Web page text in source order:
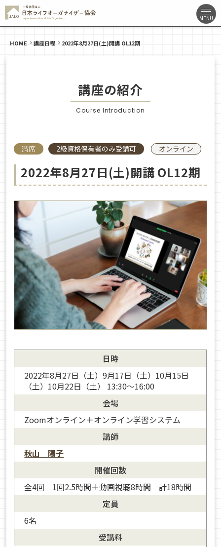
HOME 講座日程 2022年8月27日(土)開講 OL12期
講座の紹介
Course Introduction
満席 2級資格保有者のみ受講可 オンライン
2022年8月27日(土)開講 OL12期
日時
2022年8月27日（土）9月17日（土）10月15日
（土）10月22日（土） 13:30～16:00
会場
Zoomオンライン＋オンライン学習システム
講師
秋山 陽子
開催回数
全4回 1回2.5時間＋動画視聴8時間 計18時間
定員
6名
受講料